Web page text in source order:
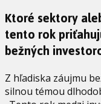
Ktoré sektory
tento rok
bežných
Z hľadiska záujmu
silnou témou